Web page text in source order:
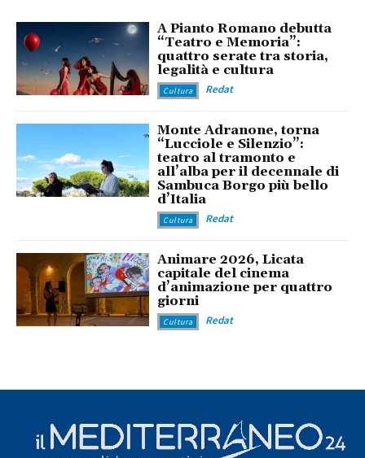
A Pianto Romano debutta
“Teatro e Memoria”:
quattro serate tra storia,
legalità e cultura
Cultura Redat
Monte Adranone, torna
“Lucciole e Silenzio”:
teatro al tramonto e
all’alba per il decennale di
Sambuca Borgo più bello
d’Italia
Cultura Redat
Animare 2026, Licata
capitale del cinema
d’animazione per quattro
giorni
Cultura Redat